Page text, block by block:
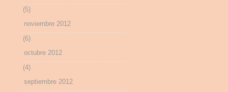
(5)
noviembre 2012
(6)
octubre 2012
(4)
septiembre 2012